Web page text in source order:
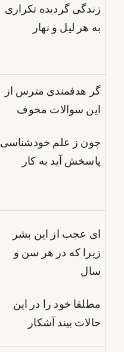
زندگی گردیده تکراری
به هر لیل و نهار
گر هدفمندی مترس از
این سوالات مخوف
چون ز علم خودشناسی
پاسخش آید به کار
ای عجب از این بشر
زیرا که در هر سن و
سال
مطلقا خود را در این
حالات بیند آشکار